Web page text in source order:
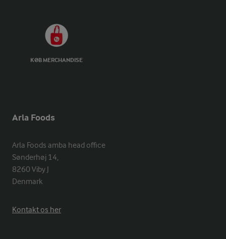
KØB MERCHANDISE
Arla Foods
Arla Foods amba head office
Sønderhøj 14,
8260 Viby J
Denmark
Kontakt os her